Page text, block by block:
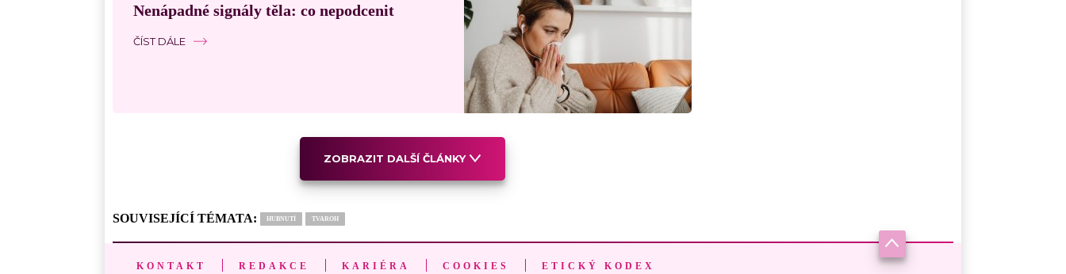
Nenápadné signály těla: co nepodcenit
ČÍST DÁLE
ZOBRAZIT DALŠÍ ČLÁNKY
SOUVISEJÍCÍ TÉMATA: HUBNUTÍ TVAROH
KONTAKT REDAKCE KARIÉRA COOKIES ETICKÝ KODEX